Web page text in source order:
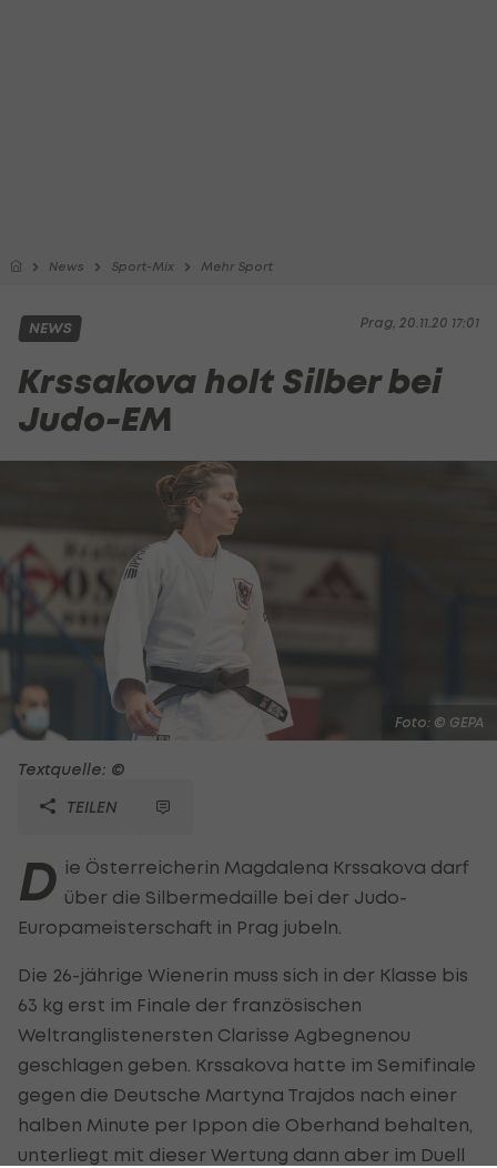
News Sport-Mix Mehr Sport
Prag, 20.11.20 17:01
NEWS
Krssakova holt Silber bei
Judo-EM
Foto: © GEPA
Textquelle: ©
TEILEN
D ie Österreicherin Magdalena Krssakova darf
über die Silbermedaille bei der Judo-
Europameisterschaft in Prag jubeln.
Die 26-jährige Wienerin muss sich in der Klasse bis
63 kg erst im Finale der französischen
Weltranglistenersten Clarisse Agbegnenou
geschlagen geben. Krssakova hatte im Semifinale
gegen die Deutsche Martyna Trajdos nach einer
halben Minute per Ippon die Oberhand behalten,
unterliegt mit dieser Wertung dann aber im Duell